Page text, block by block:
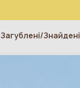
Загублені/Знайдені